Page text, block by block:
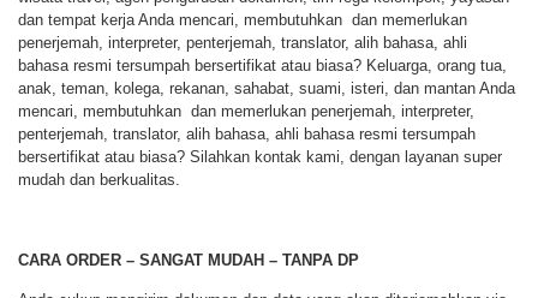
dan tempat kerja Anda mencari, membutuhkan dan memerlukan
penerjemah, interpreter, penterjemah, translator, alih bahasa, ahli
bahasa resmi tersumpah bersertifikat atau biasa? Keluarga, orang tua,
anak, teman, kolega, rekanan, sahabat, suami, isteri, dan mantan Anda
mencari, membutuhkan dan memerlukan penerjemah, interpreter,
penterjemah, translator, alih bahasa, ahli bahasa resmi tersumpah
bersertifikat atau biasa? Silahkan kontak kami, dengan layanan super
mudah dan berkualitas.
CARA ORDER – SANGAT MUDAH – TANPA DP